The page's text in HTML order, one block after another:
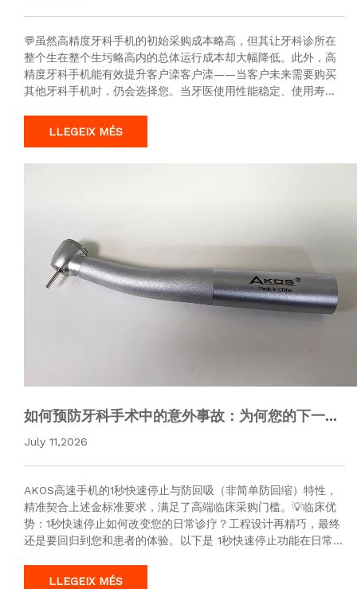
💬虽然高精度牙科手机的初始采购成本略高，但其让牙科诊所在
整个生在整个生圬略高内的总体运行成本却大幅降低。此外，高
精度牙科手机能有效提升客户滦客户滦——当客户未来需要购买
其他牙科手机时，仍会选择您。当牙医使用性能稳定、使用寿命
确保企业的长期市场成…
LLEGEIX MÉS
如何预防牙科手术中的意外事故：为何您的下一台
高速手机需要配备1秒応配备1秒応您的下一台高速
July 11,2026
AKOS高速手机的1秒快速停止与防回吸（非简单防回缩）特性，
精准契合上述金标准要求，满足了高端临床采购门槛。💡临床优
势：1秒快速停止如何改变您的日常诊疗？工程设计再精巧，最终
还是要回归到您和患者的体验。以下是 1秒快速停止功能在日常诊
往往难以长…
LLEGEIX MÉS